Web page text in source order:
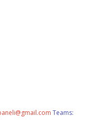
Teams: